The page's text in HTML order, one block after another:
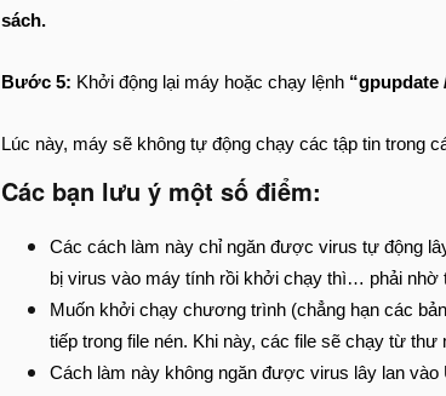
sách.
Bước 5: Khởi động lại máy hoặc chạy lệnh “gpupdate
Lúc này, máy sẽ không tự động chạy các tập tin trong
Các bạn lưu ý một số điểm:
Các cách làm này chỉ ngăn được virus tự động
bị virus vào máy tính rồi khởi chạy thì… phải nhờ
Muốn khởi chạy chương trình (chẳng hạn các
tiếp trong file nén. Khi này, các file sẽ chạy từ
Cách làm này không ngăn được virus lây lan vào